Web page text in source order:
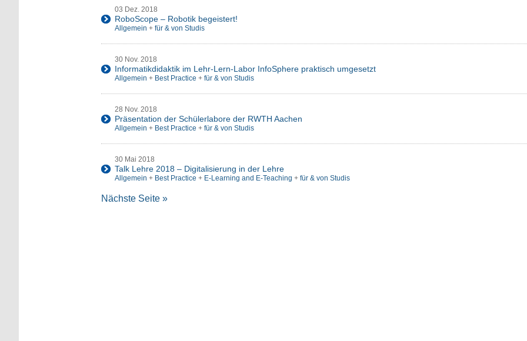
03 Dez. 2018
RoboScope – Robotik begeistert!
Allgemein + für & von Studis
30 Nov. 2018
Informatikdidaktik im Lehr-Lern-Labor InfoSphere praktisch umgesetzt
Allgemein + Best Practice + für & von Studis
28 Nov. 2018
Präsentation der Schülerlabore der RWTH Aachen
Allgemein + Best Practice + für & von Studis
30 Mai 2018
Talk Lehre 2018 – Digitalisierung in der Lehre
Allgemein + Best Practice + E-Learning and E-Teaching + für & von Studis
Nächste Seite »